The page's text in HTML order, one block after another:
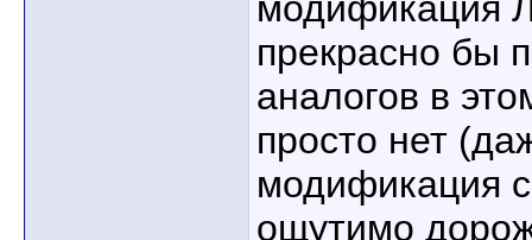
прекрасно бы
аналогов в
просто нет
модификация
ощутимо